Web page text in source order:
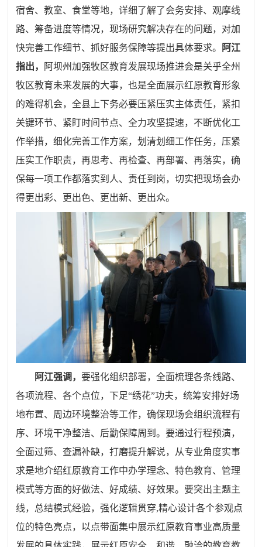
宿舍、教室、食堂等地，详细了解了会务安排、观摩线
路、筹备进度等情况，现场研究解决存在的问题，对加
快完善工作细节、抓好服务保障等提出具体要求。
阿江
指出，
阿坝州加强牧区教育发展现场推进会是关乎全州
牧区教育未来发展的大事，也是全面展示红原教育形象
的难得机会，全县上下务必要压紧压实主体责任，紧扣
关键环节、紧盯时间节点、全力攻坚提速，不断优化工
作举措，细化完善工作方案，划清划细工作任务，压紧
压实工作职责，再思考、再检查、再部署、再落实，确
保每一项工作都落实到人、责任到岗，切实把现场会办
得更出彩、更出色、更出新、更出众。
阿江强调，要强化组织部署，全面梳理各条线路、
各项流程、各个点位，下足“绣花”功夫，统筹安排好场
地布置、周边环境整治等工作，确保现场会组织流程有
序、环境干净整洁、后勤保障周到。要通过行程预演，
全面过筛、查漏补缺，打磨提升解说，从专业角度实事
求是地介绍红原教育工作中办学理念、特色教育、管理
模式等方面的好做法、好成绩、好效果。要突出主题主
线，总结模式经验，强化逻辑贯穿,精心设计各个参观点
位的特色亮点，以点带面集中展示红原教育事业高质量